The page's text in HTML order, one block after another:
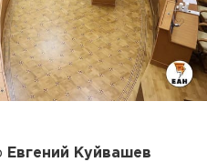
Евгений Куйвашев